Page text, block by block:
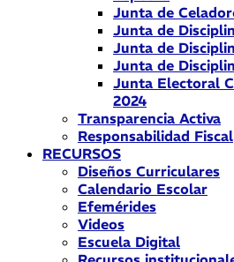
Junta de
Junta de
Junta de
Junta de
Junta Electoral
2024
Transparencia Activa
Responsabilidad Fiscal
RECURSOS
Diseños Curriculares
Calendario Escolar
Efemérides
Videos
Escuela Digital